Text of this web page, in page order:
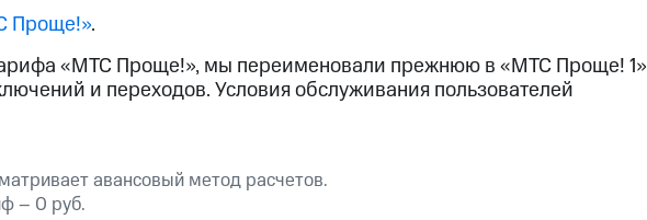
оплате с карты МТС Деньги
Проще!».
«МТС Проще!», мы переименовали прежнюю в «МТС Проще! 1»
и переходов. Условия обслуживания пользователей
авансовый метод расчетов.
– 0 руб.